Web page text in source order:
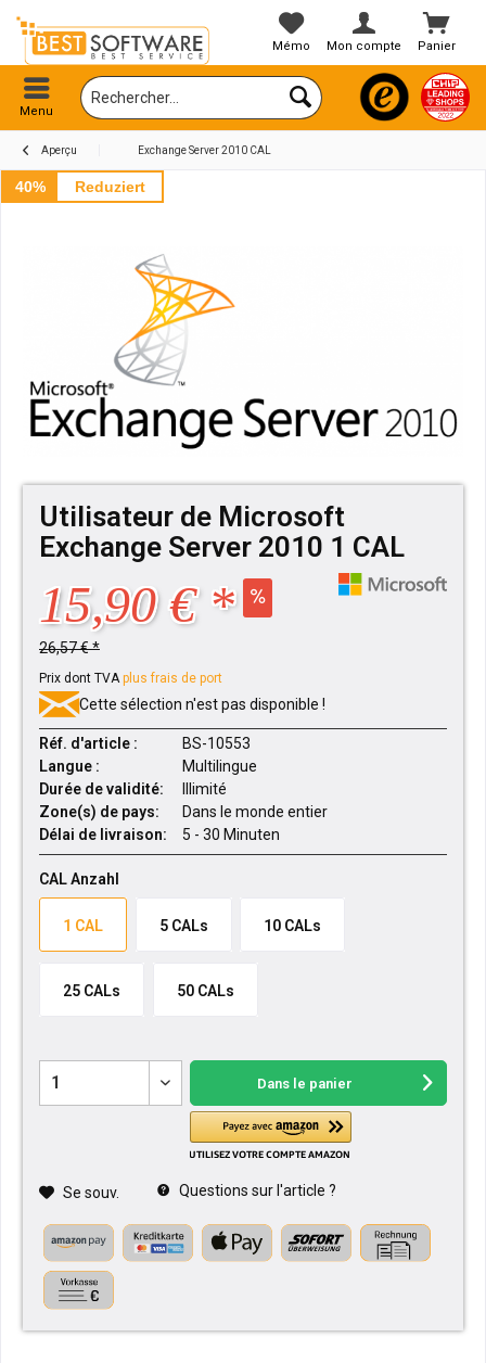
Panier
Mémo Mon compte
Menu
Aperçu Exchange Server 2010 CAL
40% Reduziert
Utilisateur de Microsoft
Exchange Server 2010 1 CAL
15,90 € *
26,57 € *
Prix dont TVAplus frais de port
Cette sélection n'est pas disponible !
Réf. d'article :
BS-10553
Langue :
Multilingue
Durée de validité:
Illimité
Zone(s) de pays:
Dans le monde entier
Délai de livraison:
5 - 30 Minuten
CAL Anzahl
1 CAL 5 CALs 10 CALs
25 CALs 50 CALs
Dans le panier
Se souv. Questions sur l'article ?